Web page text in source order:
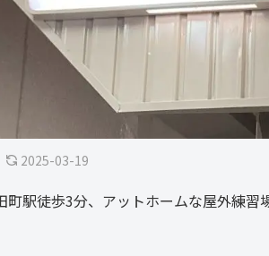
2025-03-19
町駅徒歩3分、アットホームな屋外練